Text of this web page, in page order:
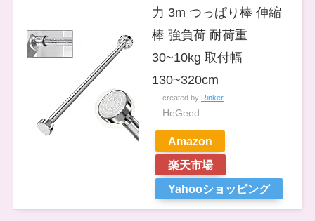
力 3m つっぱり棒 伸縮
棒 強負荷 耐荷重
30~10kg 取付幅
130~320cm
created by Rinker
HeGeed
Amazon
楽天市場
Yahooショッピング